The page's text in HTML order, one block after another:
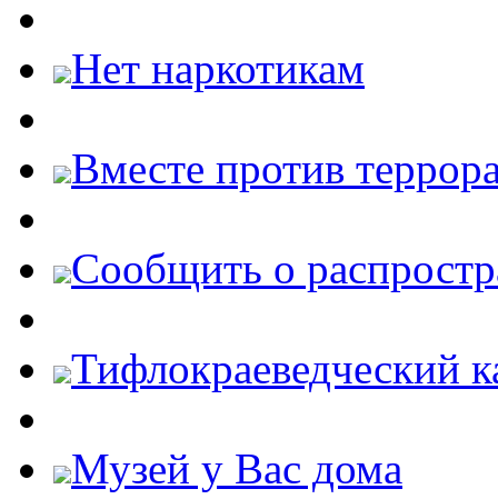
Нет наркотикам
Вместе против
Cообщить о
Тифлокраеведческий
Музей у Вас дома